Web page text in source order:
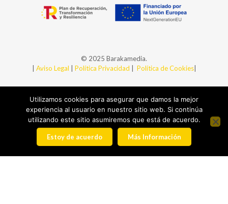
© 2025 Barakamedia.
Aviso Legal Política Privacidad Política de Cookies|
Utilizamos cookies para asegurar que damos la mejor
experiencia al usuario en nuestro sitio web. Si continúa
utilizando este sitio asumiremos que está de acuerdo.
Estoy de acuerdo Más Información